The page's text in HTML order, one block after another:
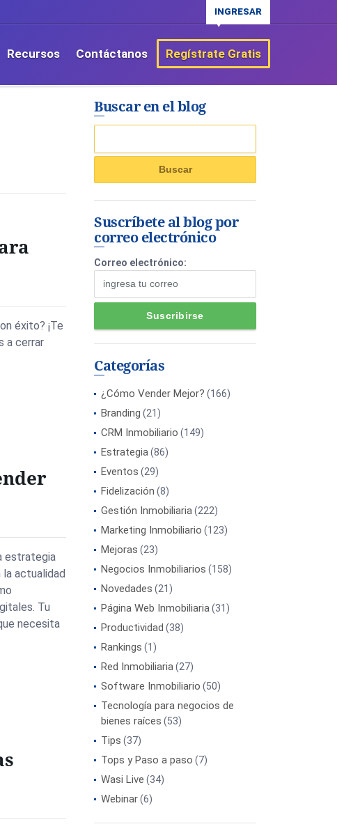
INGRESAR
Recursos Contáctanos Regístrate Gratis
éxito? ¡Te
a cerrar
estrategia
actualidad
Tu
necesita
Buscar en el blog
Suscríbete al blog por
correo electrónico
Correo electrónico:
Categorías
¿Cómo Vender Mejor? (166)
Branding (21)
CRM Inmobiliario (149)
Estrategia(86)
Eventos (29)
Fidelización (8)
Gestión Inmobiliaria(222)
Marketing Inmobiliario (123)
Mejoras (23)
Negocios Inmobiliarios (158)
Novedades (21)
Página Web Inmobiliaria(31)
Productividad (38)
Rankings (1)
Red Inmobiliaria(27)
Software Inmobiliario (50)
Tecnología para negocios de
bienes raíces (53)
Tips (37)
Tops y Paso a paso (7)
Wasi Live (34)
Webinar(6)